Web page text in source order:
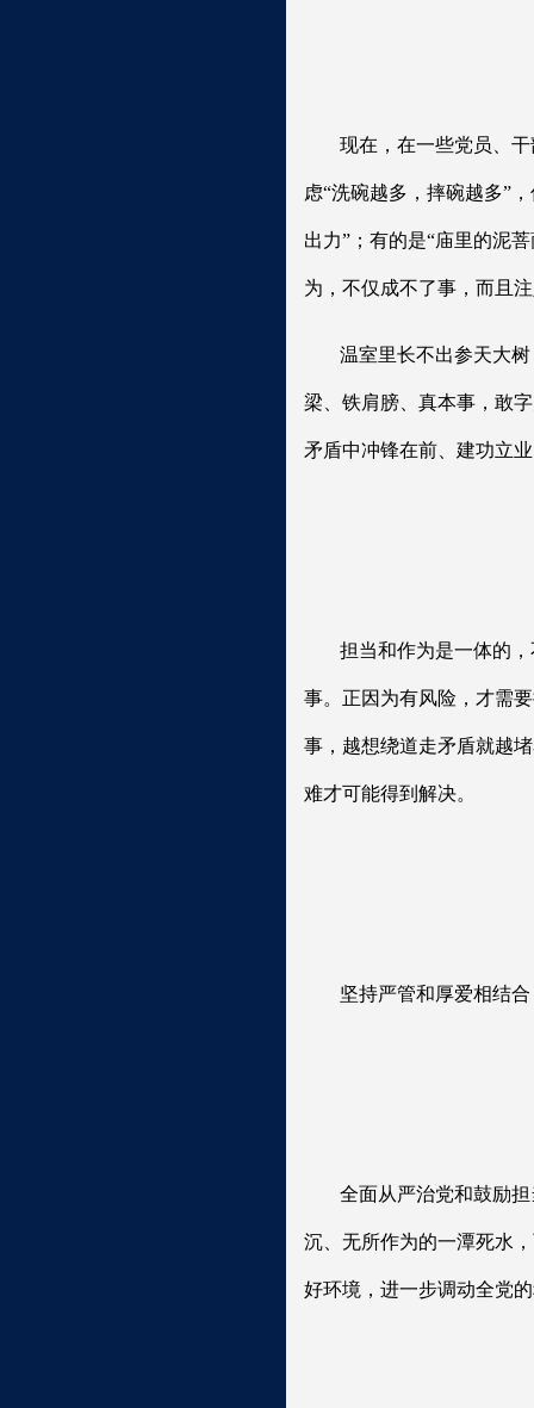
现在，在一些党员、
虑“洗碗越多，摔碗越多”
出力”；有的是“庙里的泥
为，不仅成不了事，而且
温室里长不出参天大
梁、铁肩膀、真本事，敢
矛盾中冲锋在前、建功立
担当和作为是一体的
事。正因为有风险，才需
事，越想绕道走矛盾就越
难才可能得到解决。
坚持严管和厚爱相结
全面从严治党和鼓励
沉、无所作为的一潭死水
好环境，进一步调动全党